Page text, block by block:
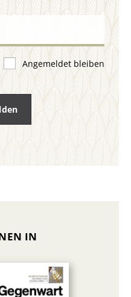
Angemeldet bleiben
IN